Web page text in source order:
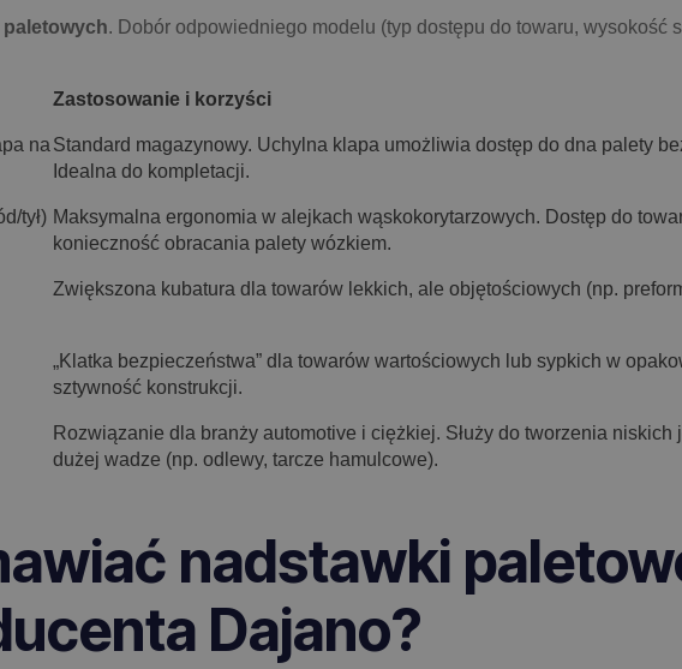
. Dobór odpowiedniego modelu (typ dostępu do towaru, wysokość
Zastosowanie i korzyści
na Standard magazynowy. Uchylna klapa umożliwia dostęp do dna palety
Idealna do kompletacji.
tył) Maksymalna ergonomia w alejkach wąskokorytarzowych. Dostęp do
konieczność obracania palety wózkiem.
Zwiększona kubatura dla towarów lekkich, ale objętościowych (np.
„Klatka bezpieczeństwa” dla towarów wartościowych lub sypkich w
sztywność konstrukcji.
Rozwiązanie dla branży automotive i ciężkiej. Służy do tworzenia niskich
dużej wadze (np. odlewy, tarcze hamulcowe).
nadstawki
Dajano?